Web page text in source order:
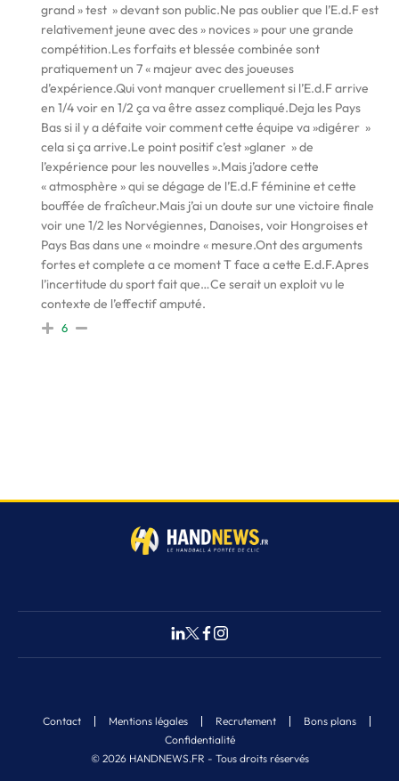
grand » test » devant son public.Ne pas oublier que l’E.d.F est
relativement jeune avec des » novices » pour une grande
compétition.Les forfaits et blessée combinée sont
pratiquement un 7 « majeur avec des joueuses
d’expérience.Qui vont manquer cruellement si l’E.d.F arrive
en 1/4 voir en 1/2 ça va être assez compliqué.Deja les Pays
Bas si il y a défaite voir comment cette équipe va »digérer »
cela si ça arrive.Le point positif c’est »glaner » de
l’expérience pour les nouvelles ».Mais j’adore cette
« atmosphère » qui se dégage de l’E.d.F féminine et cette
bouffée de fraîcheur.Mais j’ai un doute sur une victoire finale
voir une 1/2 les Norvégiennes, Danoises, voir Hongroises et
Pays Bas dans une « moindre « mesure.Ont des arguments
fortes et complete a ce moment T face a cette E.d.F.Apres
l’incertitude du sport fait que…Ce serait un exploit vu le
contexte de l’effectif amputé.
6
© 2026 HANDNEWS.FR - Tous droits réservés
Contact Mentions légales Recrutement
Bons plans
Confidentialité